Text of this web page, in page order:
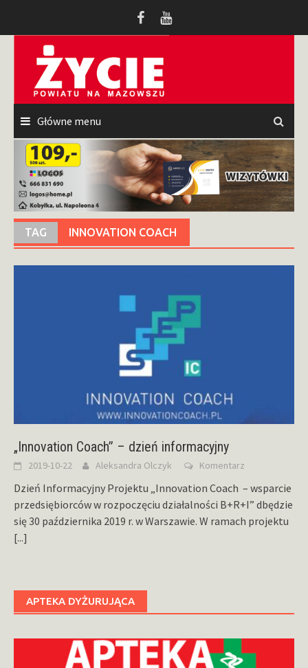
Główne menu
TAG INNOVATION COACH
„Innovation Coach” – dzień informacyjny
2019-10-22 Aleksandra Olczyk Komentarz
Dzień Informacyjny Projektu „Innovation Coach – wsparcie
przedsiębiorców w rozpoczęciu działalności B+R+I” dbędzie
się 30 października 2019 r. w Warszawie. W ramach projektu
[...]
APTEKA DYŻURUJĄCA